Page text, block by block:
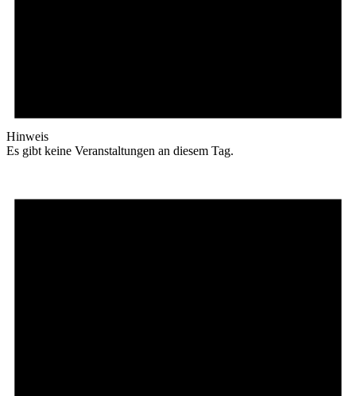
Hinweis
Es gibt keine Veranstaltungen an diesem Tag.